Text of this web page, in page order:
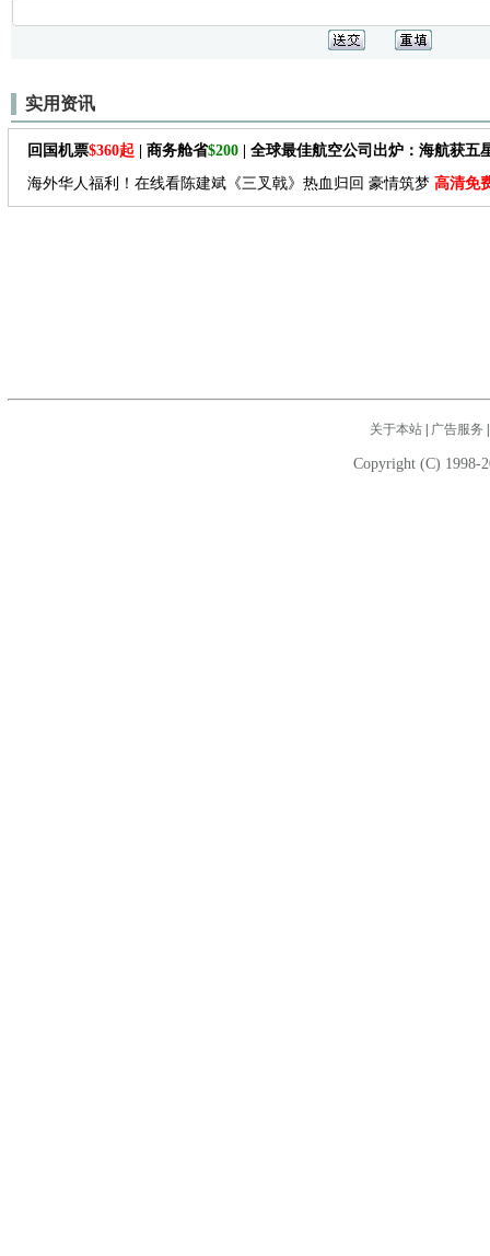
实用资讯
回国机票$360起 | 商务舱省$200 | 全球最佳航空公司出炉：海航获五
海外华人福利！在线看陈建斌《三叉戟》热血归回 豪情筑梦 高清免
关于本站| 广告服务
Copyright (C) 1998-